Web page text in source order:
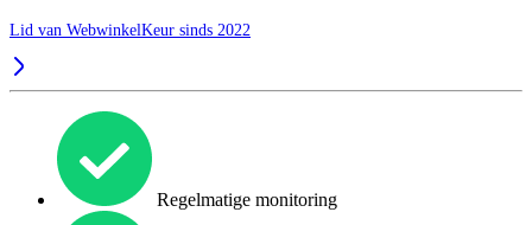
Lid van WebwinkelKeur sinds 2022
Regelmatige monitoring